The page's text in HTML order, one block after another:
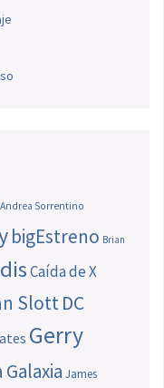
Andrea Sorrentino
bigEstreno Brian
Caída de X
SlottDC
Gerry
James